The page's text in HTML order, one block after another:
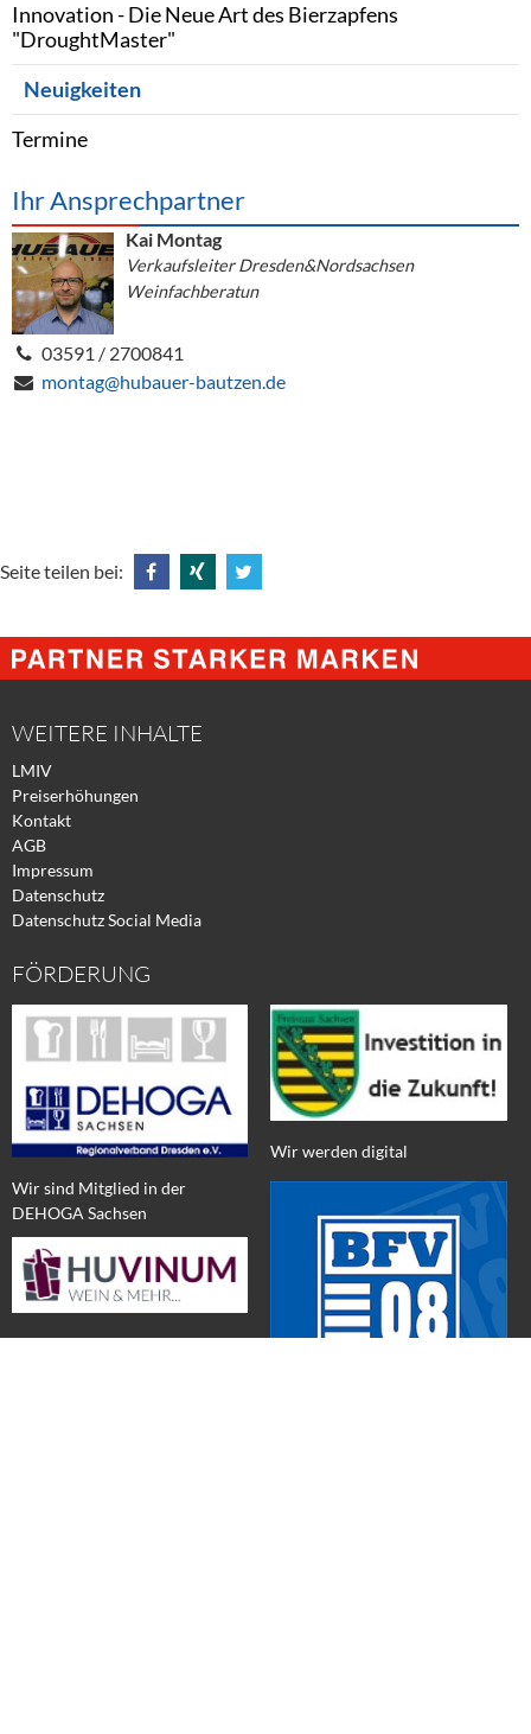
Innovation - Die Neue Art des Bierzapfens
"DroughtMaster"
Neuigkeiten
Termine
Ihr Ansprechpartner
Kai Montag
Verkaufsleiter Dresden&Nordsachsen
Weinfachberatun
03591 / 2700841
montag@hubauer-bautzen.de
Seite teilen bei:
@
Facebook
@
Xing
@
Twitter
WEITERE INHALTE
LMIV
Preiserhöhungen
Kontakt
AGB
Impressum
Datenschutz
Datenschutz Social Media
FÖRDERUNG
Wir sind Mitglied in der
DEHOGA Sachsen
WEINE für Zuhause & MEHR
Wir werden digital